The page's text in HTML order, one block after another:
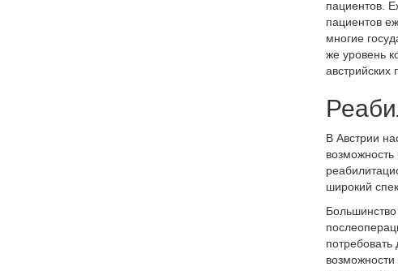
пациентов.
пациентов
многие
же уровень
австрийских
В Австрии
широкий